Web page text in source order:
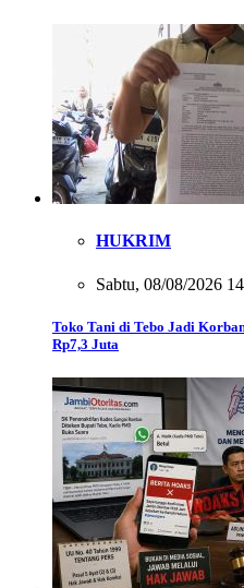
HUKRIM
Sabtu, 08/08/2026
Toko Tani di Tebo Jadi
Rp7,3 Juta